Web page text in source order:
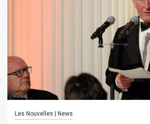
Les Nouvelles | News